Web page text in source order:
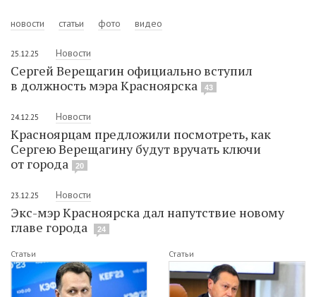
новости статьи фото видео
25.12.25 Новости
Сергей Верещагин официально вступил
в должность мэра Красноярска
43
24.12.25 Новости
Красноярцам предложили посмотреть, как
Сергею Верещагину будут вручать ключи
от города
20
23.12.25 Новости
Экс-мэр Красноярска дал напутствие новому
главе города
24
Статьи Статьи